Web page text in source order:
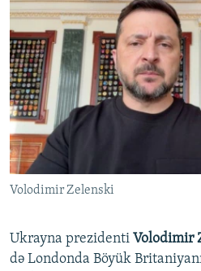
Volodimir Zelenski
Ukrayna prezidenti Volodimir
də Londonda Böyük